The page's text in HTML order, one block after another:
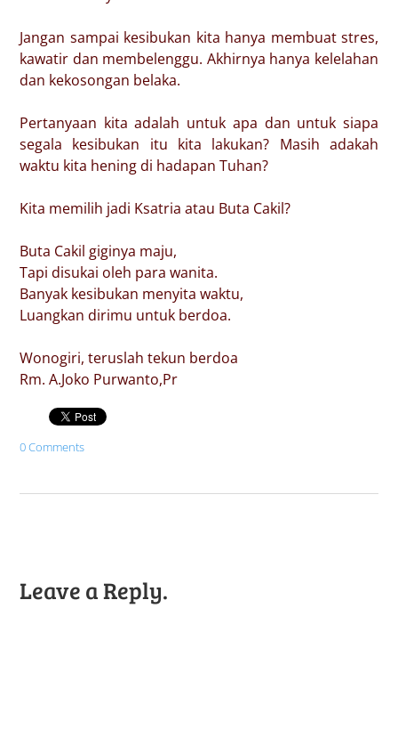
Jangan sampai kesibukan kita hanya membuat stres,
kawatir dan membelenggu. Akhirnya hanya kelelahan
dan kekosongan belaka.
Pertanyaan kita adalah untuk apa dan untuk siapa
segala kesibukan itu kita lakukan? Masih adakah
waktu kita hening di hadapan Tuhan?
Kita memilih jadi Ksatria atau Buta Cakil?
Buta Cakil giginya maju,
Tapi disukai oleh para wanita.
Banyak kesibukan menyita waktu,
Luangkan dirimu untuk berdoa.
Wonogiri, teruslah tekun berdoa
Rm. A.Joko Purwanto,Pr
0 Comments
Leave a Reply.